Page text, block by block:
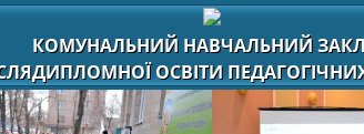
КОМУНАЛЬНИЙ НАВЧАЛЬНИЙ
ОСВІТИ